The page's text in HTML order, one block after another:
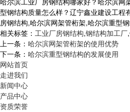
型钢结构质量怎么样？辽宁鑫业建设工程
房钢结构,哈尔滨网架管桁架,哈尔滨重型
相关标签： 工业厂房钢结构,钢结构加工厂,
上一条： 哈尔滨网架管桁架的使用优势
下一条： 哈尔滨重型钢结构的发展使用
网站首页
走进我们
新闻中心
产品中心
资质荣誉